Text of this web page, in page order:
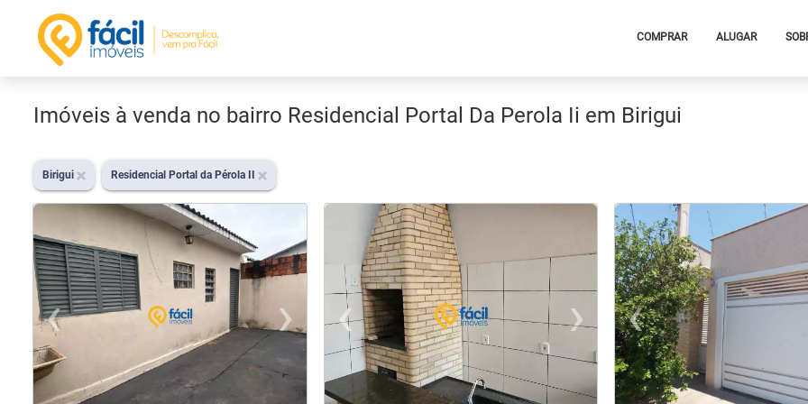
COMPRAR ALUGAR
Imóveis à venda no bairro Residencial Portal Da Perola Ii em Birigui
Birigui Residencial Portal da Pérola II
‹
Previous
›
Next
‹
Previous
›
Next
‹